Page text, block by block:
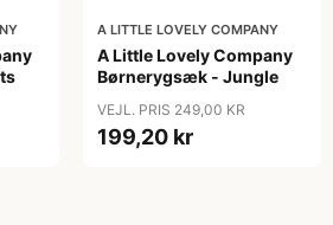
A LITTLE LOVELY COMPANY
A Little Lovely Company
Børnerygsæk - Jungle
VEJL. PRIS 249,00 KR
199,20 kr